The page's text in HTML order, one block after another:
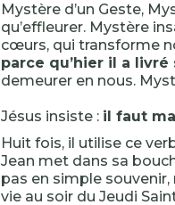
Mystère d’un Geste,
qu’effleurer. Mystère
cœurs, qui transforme
parce qu’hier il a
demeurer en nous.
Jésus insiste : il faut
Huit fois, il utilise ce
Jean met dans sa
pas en simple
vie au soir du Jeudi